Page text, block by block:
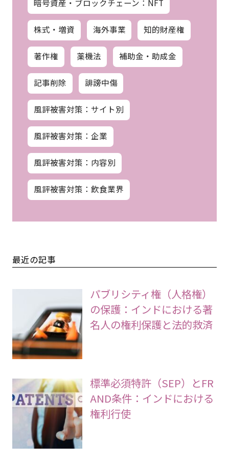
暗号資産・ブロックチェーン：NFT
株式・増資 海外事業 知的財産権
著作権 薬機法 補助金・助成金
記事削除 誹謗中傷
風評被害対策：サイト別
風評被害対策：企業
風評被害対策：内容別
風評被害対策：飲食業界
最近の記事
パブリシティ権（人格権）
の保護：インドにおける著
名人の権利保護と法的救済
標準必須特許（SEP）とFR
AND条件：インドにおける
権利行使